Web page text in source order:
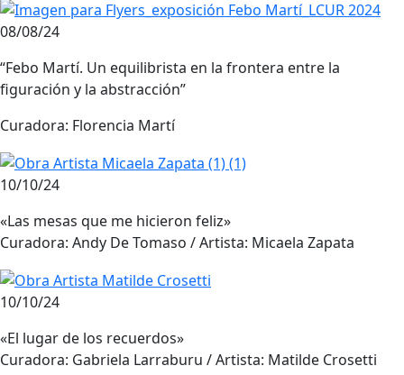
08/08/24
“Febo Martí. Un equilibrista en la frontera entre la
figuración y la abstracción”
Curadora: Florencia Martí
10/10/24
«Las mesas que me hicieron feliz»
Curadora: Andy De Tomaso / Artista: Micaela Zapata
10/10/24
«El lugar de los recuerdos»
Curadora: Gabriela Larraburu / Artista: Matilde Crosetti